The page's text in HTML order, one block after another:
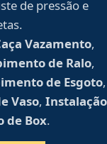
de pressão e
Vazamento,
de Ralo,
de Esgoto,
Vaso, Instalação
de Box.